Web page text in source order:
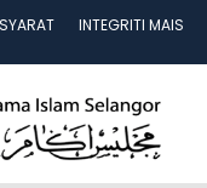
INTEGRITI MAIS